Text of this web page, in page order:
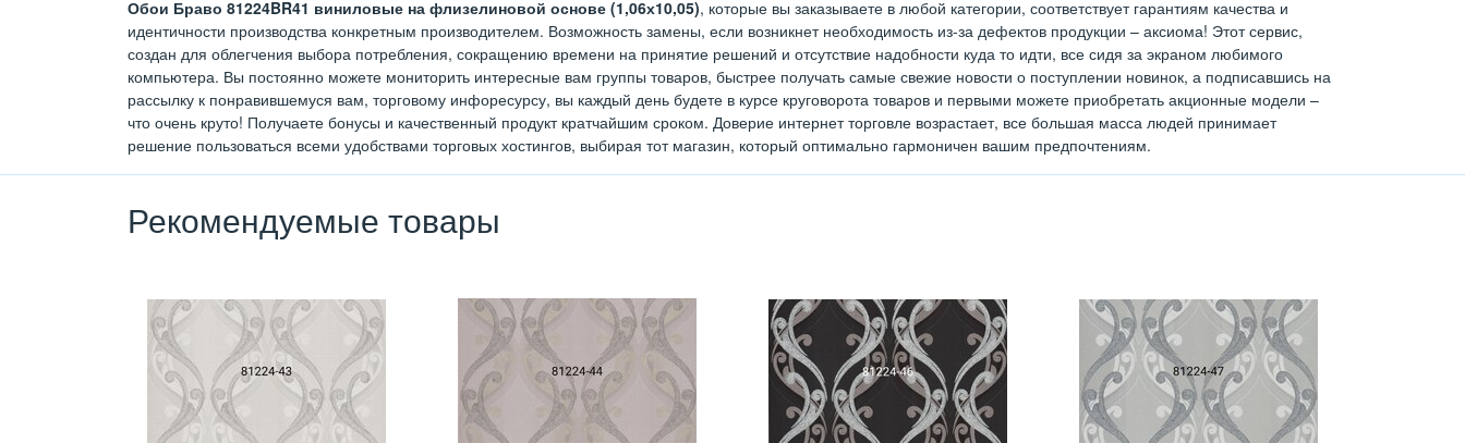
Обои Браво 81224BR41 виниловые на флизелиновой основе (1,06х10,05), которые вы заказываете в любой категории, соответствует гарантиям качества и
идентичности производства конкретным производителем. Возможность замены, если возникнет необходимость из-за дефектов продукции – аксиома! Этот сервис,
создан для облегчения выбора потребления, сокращению времени на принятие решений и отсутствие надобности куда то идти, все сидя за экраном любимого
компьютера. Вы постоянно можете мониторить интересные вам группы товаров, быстрее получать самые свежие новости о поступлении новинок, а подписавшись на
рассылку к понравившемуся вам, торговому инфоресурсу, вы каждый день будете в курсе круговорота товаров и первыми можете приобретать акционные модели –
что очень круто! Получаете бонусы и качественный продукт кратчайшим сроком. Доверие интернет торговле возрастает, все большая масса людей принимает
решение пользоваться всеми удобствами торговых хостингов, выбирая тот магазин, который оптимально гармоничен вашим предпочтениям.
Рекомендуемые товары